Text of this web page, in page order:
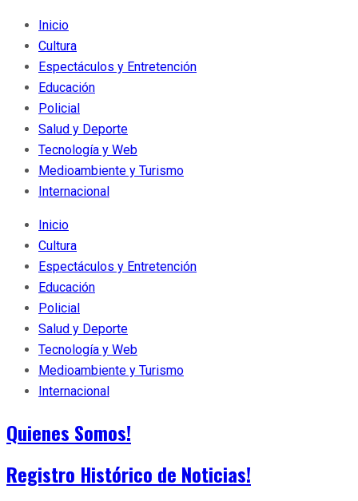
Inicio
Cultura
Espectáculos y Entretención
Educación
Policial
Salud y Deporte
Tecnología y Web
Medioambiente y Turismo
Internacional
Inicio
Cultura
Espectáculos y Entretención
Educación
Policial
Salud y Deporte
Tecnología y Web
Medioambiente y Turismo
Internacional
Quienes Somos!
Registro Histórico de Noticias!